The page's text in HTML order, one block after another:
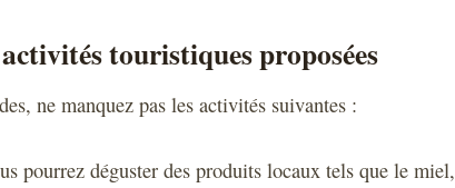
touristiques proposées
ne manquez pas les activités suivantes :
pourrez déguster des produits locaux tels que le miel,